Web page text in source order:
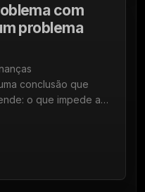
com
problema
conclusão que
o que impede as
sobre
10 DE JULHO DE 2026